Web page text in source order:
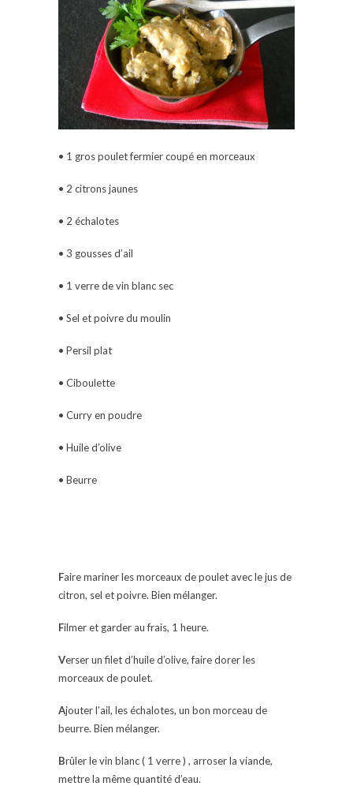
• 1 gros poulet fermier coupé en morceaux
• 2 citrons jaunes
• 2 échalotes
• 3 gousses d’ail
• 1 verre de vin blanc sec
• Sel et poivre du moulin
• Persil plat
• Ciboulette
• Curry en poudre
• Huile d’olive
• Beurre
Faire mariner les morceaux de poulet avec le jus de
citron, sel et poivre. Bien mélanger.
Filmer et garder au frais, 1 heure.
Verser un filet d’huile d’olive, faire dorer les
morceaux de poulet.
Ajouter l’ail, les échalotes, un bon morceau de
beurre. Bien mélanger.
Brûler le vin blanc ( 1 verre ) , arroser la viande,
mettre la même quantité d’eau.